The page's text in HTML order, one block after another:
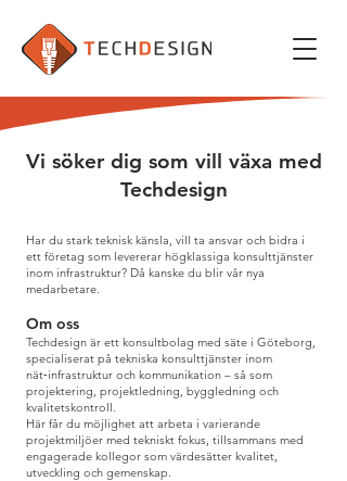
Vi söker dig som vill växa med
Techdesign
Har du stark teknisk känsla, vill ta ansvar och bidra i
ett företag som levererar högklassiga konsulttjänster
inom infrastruktur? Då kanske du blir vår nya
medarbetare.
Om oss
Techdesign är ett konsultbolag med säte i Göteborg,
specialiserat på tekniska konsulttjänster inom
nät‑infrastruktur och kommunikation – så som
projektering, projektledning, byggledning och
kvalitetskontroll.
Här får du möjlighet att arbeta i varierande
projektmiljöer med tekniskt fokus, tillsammans med
engagerade kollegor som värdesätter kvalitet,
utveckling och gemenskap.